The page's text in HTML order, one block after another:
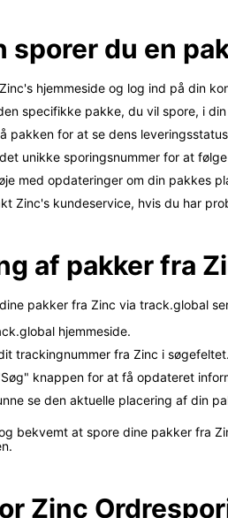
sporer du en
hjemmeside og log ind på din
specifikke pakke, du vil spore, i
pakken for at se dens
unikke sporingsnummer for at
med opdateringer om din pakkes
Zinc's kundeservice, hvis du har
af pakker fra
pakker fra Zinc via track.global
hjemmeside.
trackingnummer fra Zinc i søgefeltet.
knappen for at få opdateret
se den aktuelle placering af din
bekvemt at spore dine pakker fra
Zinc